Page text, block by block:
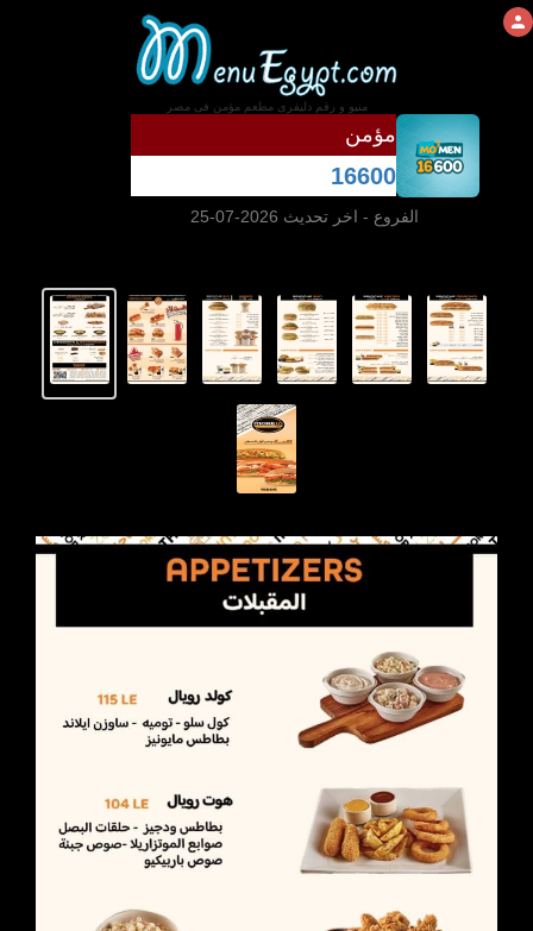
منيو و رقم دليفرى مطعم مؤمن فى مصر
مؤمن
16600
الفروع - اخر تحديث 2026-07-25